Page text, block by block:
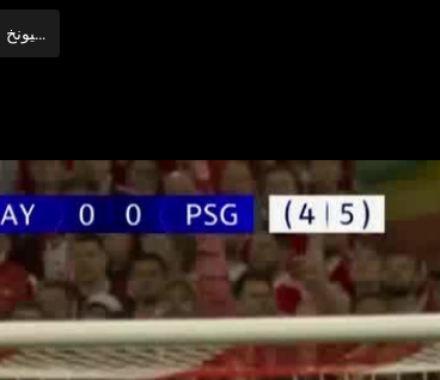
اهداف مباراة باريس سان جيرمان وبايرن ميونخ 1 1 نصف نهائي دوري ابطال اوروبا